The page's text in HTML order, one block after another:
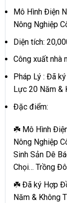
Mô Hình Điện
Nông Nghiệp
Diện tích:
Công xuất nhà
Pháp Lý : Đã
Lực 20 Năm &
Đặc điểm:
☘️ Mô Hình
Nông Nghiệp
Sinh Sản Dê
Chọi… Trồng
☘️ Đã ký Hợp
Năm & Không